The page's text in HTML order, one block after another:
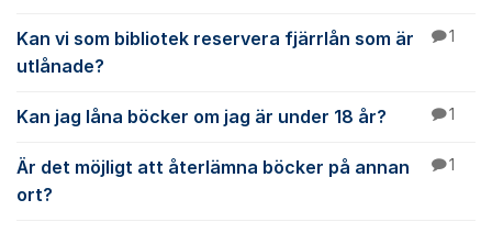
Kan vi som bibliotek reservera fjärrlån som är
utlånade?
1
Kan jag låna böcker om jag är under 18 år? 1
Är det möjligt att återlämna böcker på annan
ort?
1